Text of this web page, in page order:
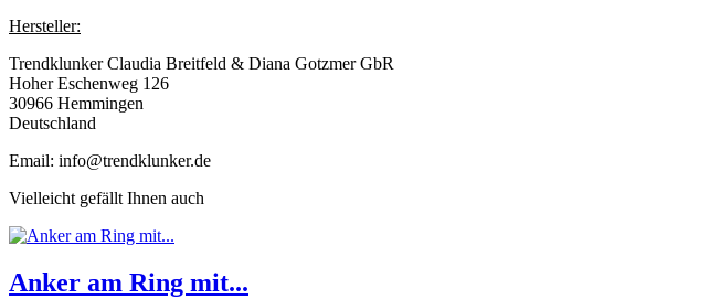
Hersteller:
Trendklunker Claudia Breitfeld & Diana Gotzmer GbR
Hoher Eschenweg 126
30966 Hemmingen
Deutschland
Email: info@trendklunker.de
Vielleicht gefällt Ihnen auch
Anker am Ring mit...